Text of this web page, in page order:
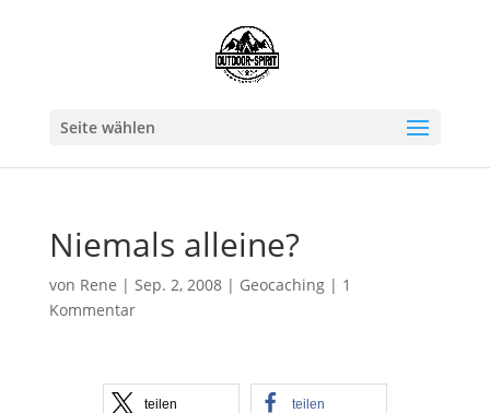
Seite wählen
Niemals alleine?
von Rene | Sep. 2, 2008| Geocaching| 1
Kommentar
teilen teilen